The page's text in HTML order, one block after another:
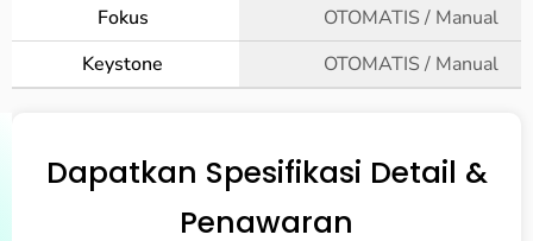
Fokus
OTOMATIS / Manual
Keystone
OTOMATIS / Manual
Dapatkan Spesifikasi Detail &
Penawaran